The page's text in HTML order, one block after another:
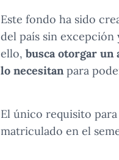
Este fondo ha sido
del país sin
ello, busca otorgar un
lo necesitan para
El único requisito
matriculado en el